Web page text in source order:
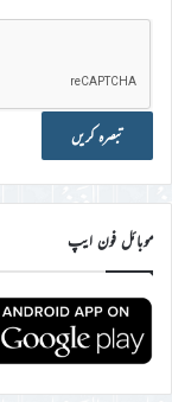
موبائل فون ایپ